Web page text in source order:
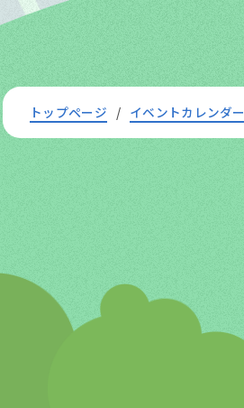
トップページ イベントカレンダー